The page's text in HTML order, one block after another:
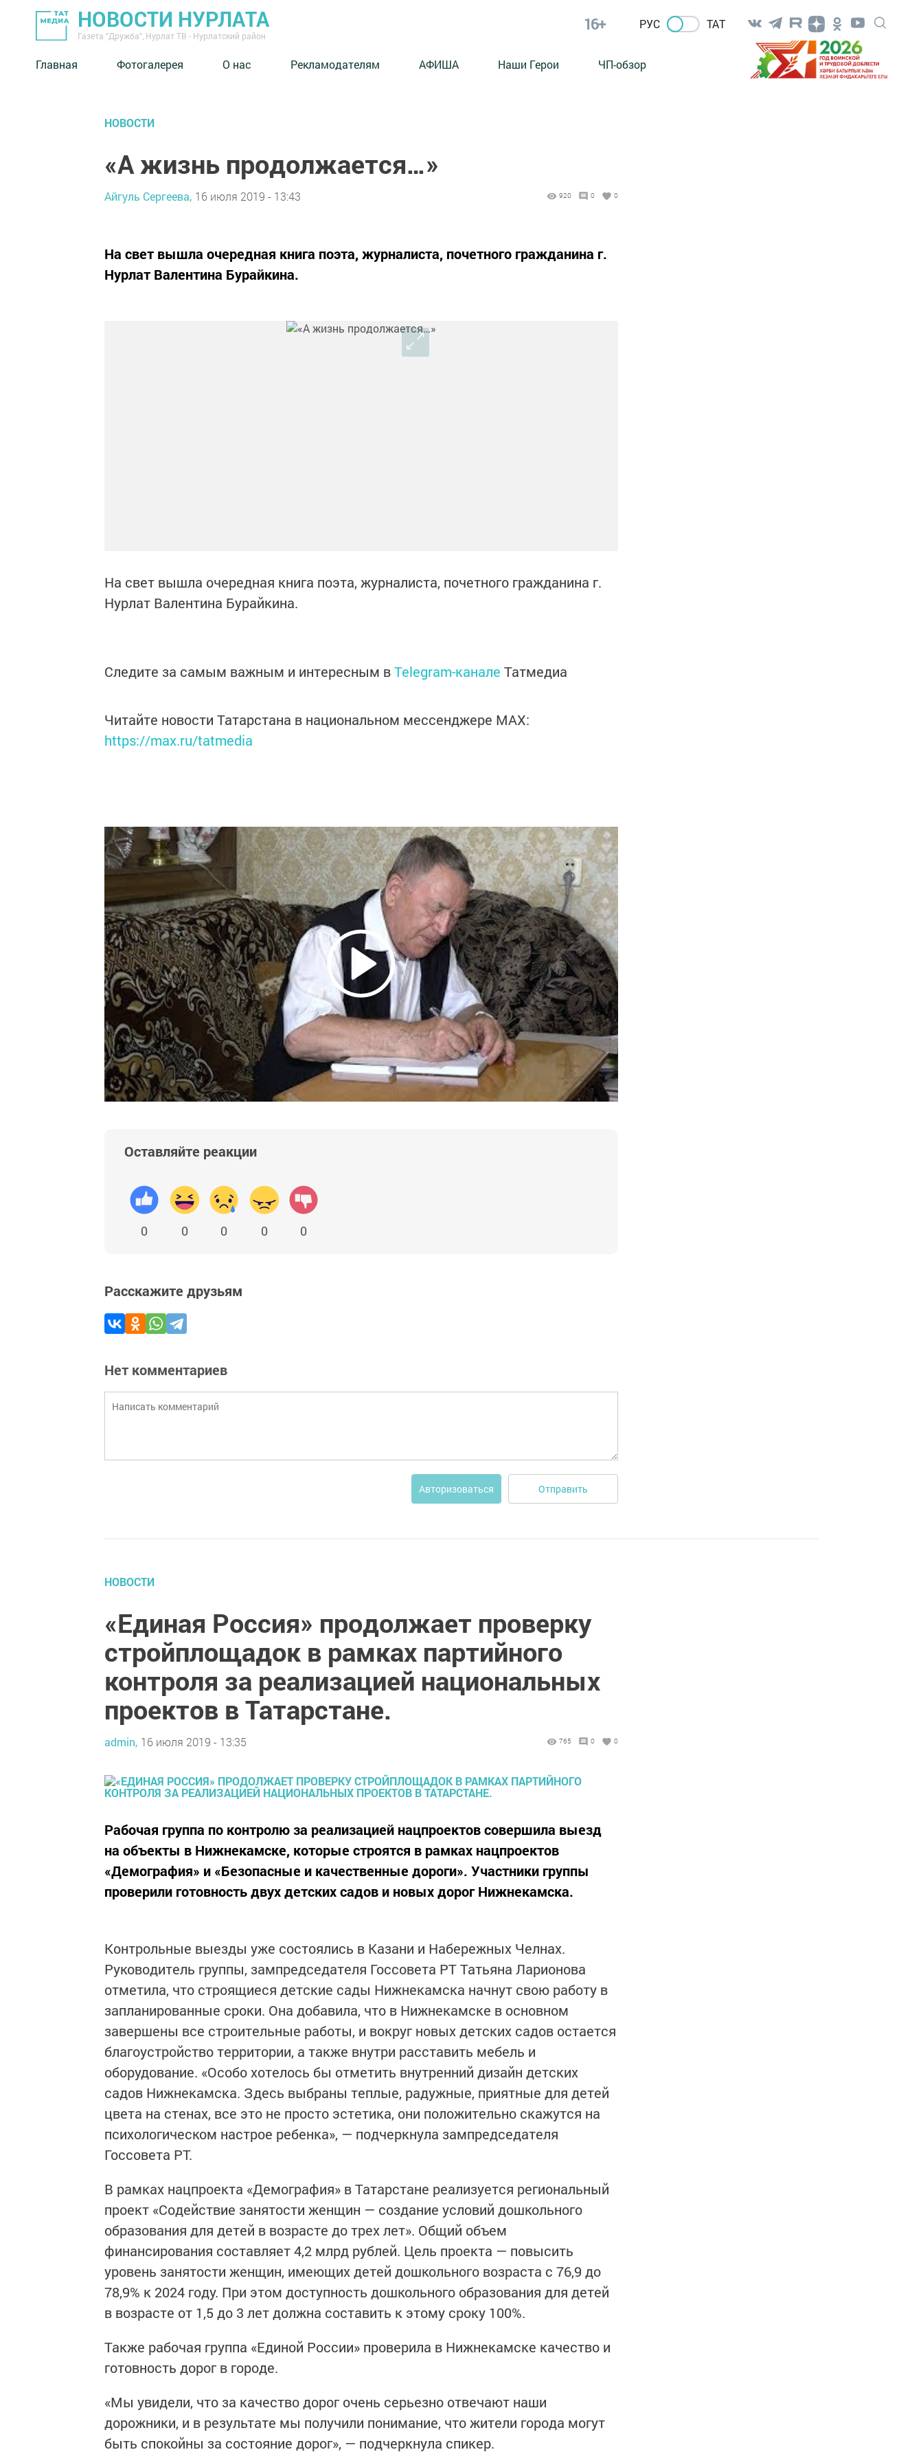
НОВОСТИ НУРЛАТА
Газета "Дружба", Нурлат ТВ - Нурлатский район
16+ РУС ТАТ
Главная Фотогалерея О нас Рекламодателям АФИША Наши Герои ЧП-обзор
НОВОСТИ
«А жизнь продолжается…»
Айгуль Сергеева, 16 июля 2019 - 13:43 920 0 0
На свет вышла очередная книга поэта, журналиста, почетного гражданина г.
Нурлат Валентина Бурайкина.
На свет вышла очередная книга поэта, журналиста, почетного гражданина г.
Нурлат Валентина Бурайкина.
Следите за самым важным и интересным вTelegram-канале Татмедиа
Читайте новости Татарстана в национальном мессенджере MАХ:
https://max.ru/tatmedia
Оставляйте реакции
0 0 0 0 0
Расскажите друзьям
Нет комментариев
Авторизоваться Отправить
НОВОСТИ
«Единая Россия» продолжает проверку
стройплощадок в рамках партийного
контроля за реализацией национальных
проектов в Татарстане.
admin, 16 июля 2019 - 13:35 765 0 0
Рабочая группа по контролю за реализацией нацпроектов совершила выезд
на объекты в Нижнекамске, которые строятся в рамках нацпроектов
«Демография» и «Безопасные и качественные дороги». Участники группы
проверили готовность двух детских садов и новых дорог Нижнекамска.
Контрольные выезды уже состоялись в Казани и Набережных Челнах.
Руководитель группы, зампредседателя Госсовета РТ Татьяна Ларионова
отметила, что строящиеся детские сады Нижнекамска начнут свою работу в
запланированные сроки. Она добавила, что в Нижнекамске в основном
завершены все строительные работы, и вокруг новых детских садов остается
благоустройство территории, а также внутри расставить мебель и
оборудование. «Особо хотелось бы отметить внутренний дизайн детских
садов Нижнекамска. Здесь выбраны теплые, радужные, приятные для детей
цвета на стенах, все это не просто эстетика, они положительно скажутся на
психологическом настрое ребенка», — подчеркнула зампредседателя
Госсовета РТ.
В рамках нацпроекта «Демография» в Татарстане реализуется региональный
проект «Содействие занятости женщин — создание условий дошкольного
образования для детей в возрасте до трех лет». Общий объем
финансирования составляет 4,2 млрд рублей. Цель проекта — повысить
уровень занятости женщин, имеющих детей дошкольного возраста с 76,9 до
78,9% к 2024 году. При этом доступность дошкольного образования для детей
в возрасте от 1,5 до 3 лет должна составить к этому сроку 100%.
Также рабочая группа «Единой России» проверила в Нижнекамске качество и
готовность дорог в городе.
«Мы увидели, что за качество дорог очень серьезно отвечают наши
дорожники, и в результате мы получили понимание, что жители города могут
быть спокойны за состояние дорог», — подчеркнула спикер.